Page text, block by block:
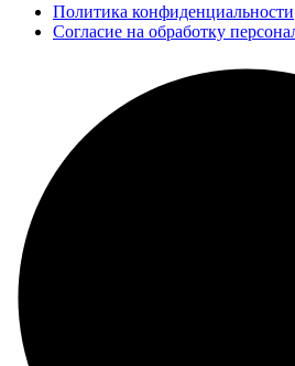
Политика конфиденциальности
Согласие на обработку